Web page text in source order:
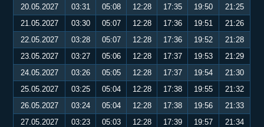
20.05.2027
03:31 05:08 12:28 17:35 19:50
21:25
21.05.2027
03:30 05:07 12:28 17:36 19:51
21:26
22.05.2027
03:28 05:07 12:28 17:36 19:52
21:28
23.05.2027
03:27 05:06 12:28 17:37 19:53
21:29
24.05.2027
03:26 05:05 12:28 17:37 19:54
21:30
25.05.2027
03:25 05:04 12:28 17:38 19:55
21:32
26.05.2027
03:24 05:04 12:28 17:38 19:56
21:33
27.05.2027
03:23 05:03 12:28 17:39 19:57
21:34